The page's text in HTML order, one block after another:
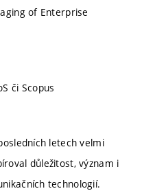
of Enterprise
či Scopus
letech velmi
důležitost, význam i
technologií.